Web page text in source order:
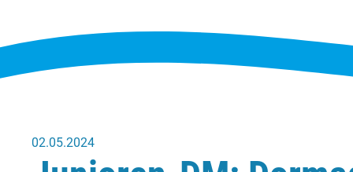
02.05.2024